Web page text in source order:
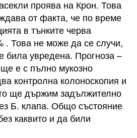
проява на Крон. Това
от факта, че по време
в тънките черва
. Това не може да се случи,
била увредена. Прогноза –
е с пълно мукозно
контролна колоноскопия и
ще държим задължително
Б. клапа. Общо състояние
каквито и да били